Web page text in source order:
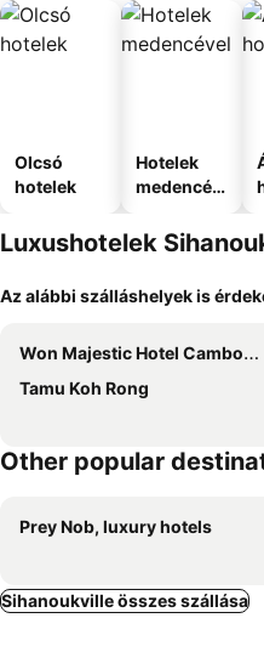
Olcsó
hotelek
Hotelek
medencév
Luxushotelek
Az alábbi szálláshelyek is
Won Majestic Hotel Cambodia
Tamu Koh Rong
Other popular
Prey Nob, luxury hotels
Sihanoukville összes szállása